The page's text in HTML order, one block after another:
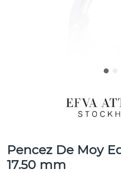
Pencez De Moy
17.50 mm